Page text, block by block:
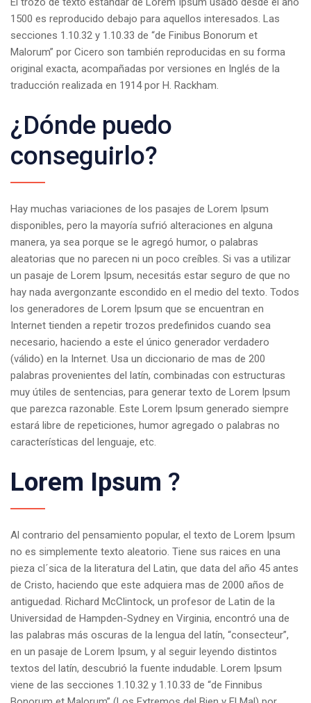
1500 es reproducido debajo para aquellos interesados. Las
secciones 1.10.32 y 1.10.33 de “de Finibus Bonorum et
Malorum” por Cicero son también reproducidas en su forma
original exacta, acompañadas por versiones en Inglés de la
traducción realizada en 1914 por H. Rackham.
¿Dónde puedo
conseguirlo?
Hay muchas variaciones de los pasajes de Lorem Ipsum
disponibles, pero la mayoría sufrió alteraciones en alguna
manera, ya sea porque se le agregó humor, o palabras
aleatorias que no parecen ni un poco creíbles. Si vas a utilizar
un pasaje de Lorem Ipsum, necesitás estar seguro de que no
hay nada avergonzante escondido en el medio del texto. Todos
los generadores de Lorem Ipsum que se encuentran en
Internet tienden a repetir trozos predefinidos cuando sea
necesario, haciendo a este el único generador verdadero
(válido) en la Internet. Usa un diccionario de mas de 200
palabras provenientes del latín, combinadas con estructuras
muy útiles de sentencias, para generar texto de Lorem Ipsum
que parezca razonable. Este Lorem Ipsum generado siempre
estará libre de repeticiones, humor agregado o palabras no
características del lenguaje, etc.
Lorem Ipsum ?
Al contrario del pensamiento popular, el texto de Lorem Ipsum
no es simplemente texto aleatorio. Tiene sus raices en una
pieza cl´sica de la literatura del Latin, que data del año 45 antes
de Cristo, haciendo que este adquiera mas de 2000 años de
antiguedad. Richard McClintock, un profesor de Latin de la
Universidad de Hampden-Sydney en Virginia, encontró una de
las palabras más oscuras de la lengua del latín, “consecteur”,
en un pasaje de Lorem Ipsum, y al seguir leyendo distintos
textos del latín, descubrió la fuente indudable. Lorem Ipsum
viene de las secciones 1.10.32 y 1.10.33 de “de Finnibus